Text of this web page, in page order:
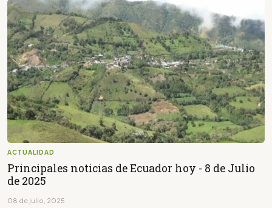
ACTUALIDAD
Principales noticias de Ecuador hoy - 8 de Julio
de 2025
08 de julio, 2025